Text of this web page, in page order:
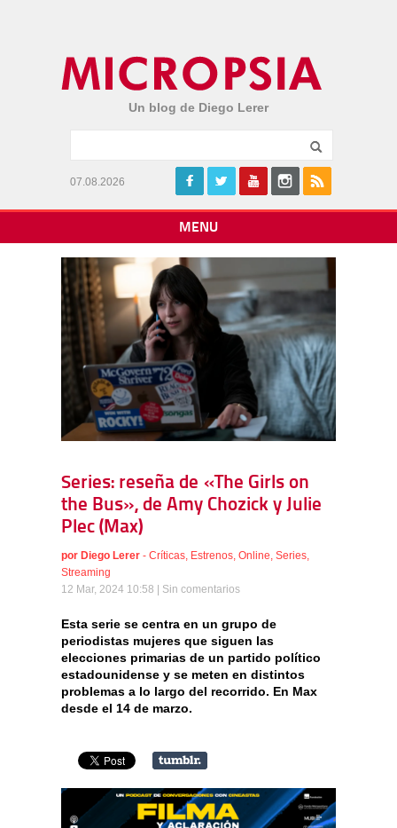
Un blog de Diego Lerer
07.08.2026
MENU
Series: reseña de «The Girls on
the Bus», de Amy Chozick y Julie
Plec (Max)
por Diego Lerer - Críticas Estrenos Online Series
Streaming
12 Mar, 2024 10:58 | Sin comentarios
Esta serie se centra en un grupo de
periodistas mujeres que siguen las
elecciones primarias de un partido político
estadounidense y se meten en distintos
problemas a lo largo del recorrido. En Max
desde el 14 de marzo.